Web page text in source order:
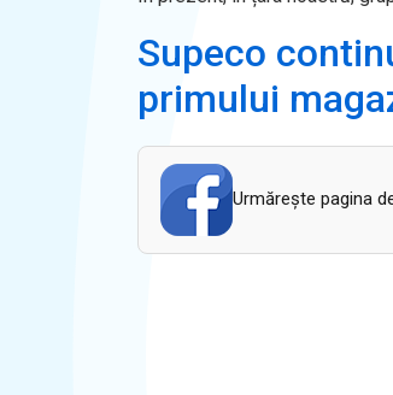
Supeco
primului
Urmăreşte pagina